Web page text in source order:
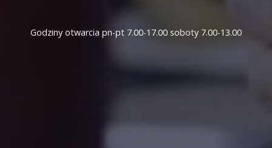
Godziny otwarcia pn-pt 7.00-17.00 soboty 7.00-13.00